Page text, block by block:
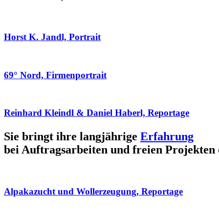
Horst K. Jandl, Portrait
69° Nord, Firmenportrait
Reinhard Kleindl & Daniel Haberl, Reportage
Sie bringt ihre langjährige Erfahrung
bei Auftragsarbeiten und freien Projekten
Alpakazucht und Wollerzeugung, Reportage